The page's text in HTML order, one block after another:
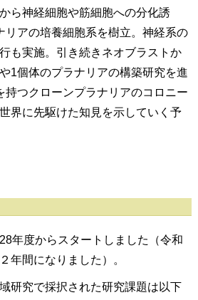
ら神経細胞や筋細胞への分化誘
リアの培養細胞系を樹立。神経系の
も実施。引き続きネオブラストか
1個体のプラナリアの構築研究を進
持つクローンプラナリアのコロニー
界に先駆けた知見を示していく予
年度からスタートしました（令和
年間になりました）。
研究で採択された研究課題は以下